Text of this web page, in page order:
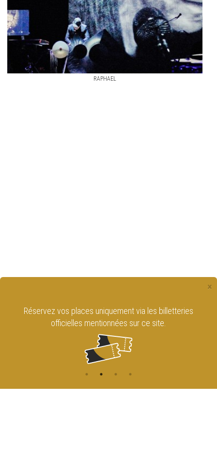
RAPHAEL
×
Réservez vos places uniquement via les billetteries
officielles mentionnées sur ce site.